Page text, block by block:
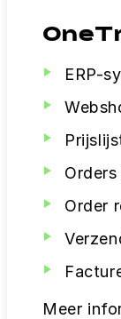
ERP-
Order
Meer